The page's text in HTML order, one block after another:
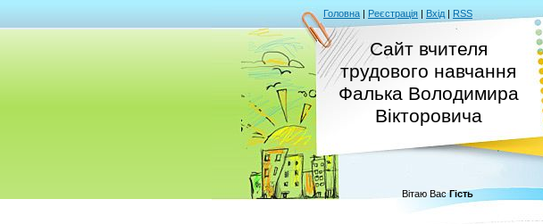
Головна | Реєстрація | Вхід | RSS
Сайт вчителя
трудового навчання
Фалька Володимира
Вікторовича
Вітаю Вас Гість